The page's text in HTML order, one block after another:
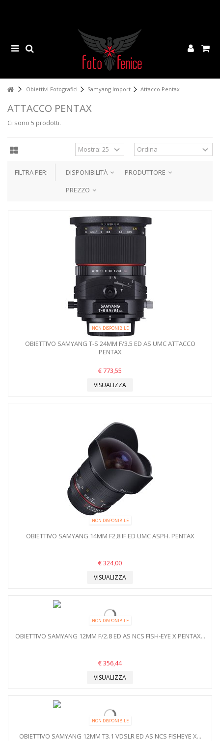
Obiettivi Fotografici Samyang Import Attacco Pentax
ATTACCO PENTAX
Ci sono 5 prodotti.
FILTRA PER: DISPONIBILITÀ
PRODUTTORE
PREZZO
NON DISPONIBILE
OBIETTIVO SAMYANG T-S 24MM F/3.5 ED AS UMC ATTACCO
PENTAX
€ 773,55
VISUALIZZA
NON DISPONIBILE
OBIETTIVO SAMYANG 14MM F2,8 IF ED UMC ASPH. PENTAX
€ 324,00
VISUALIZZA
NON DISPONIBILE
OBIETTIVO SAMYANG 12MM F/2.8 ED AS NCS FISH-EYE X PENTAX...
€ 356,44
VISUALIZZA
NON DISPONIBILE
OBIETTIVO SAMYANG 12MM T3.1 VDSLR ED AS NCS FISHEYE X...